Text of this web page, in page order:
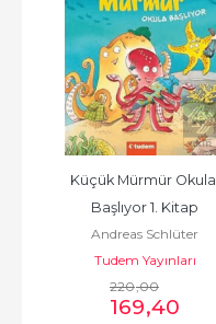
Küçük Mürmür Okula
Başlıyor 1. Kitap
Andreas Schlüter
Tudem Yayınları
220,00
169,40